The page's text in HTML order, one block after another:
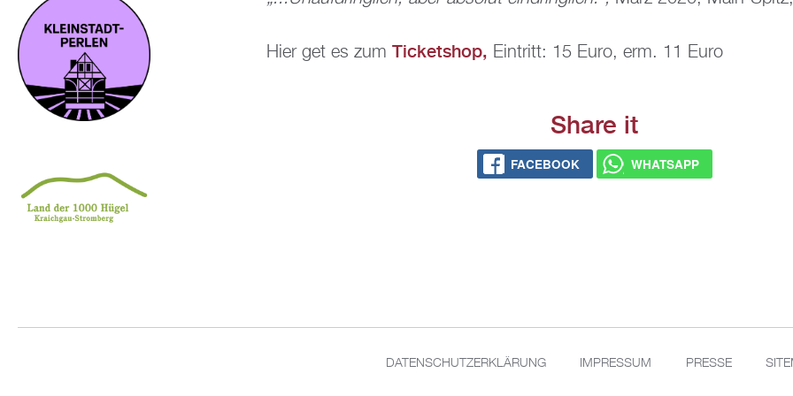
Hier get es zum Ti­cket­shop, Ein­tritt: 15 Euro, erm. 11 Euro
Share it
FACE­BOOK WHATS­APP
DA­TEN­SCHUT­Z­ER­KLÄ­RUNG IM­PRES­SUM PRES­SE